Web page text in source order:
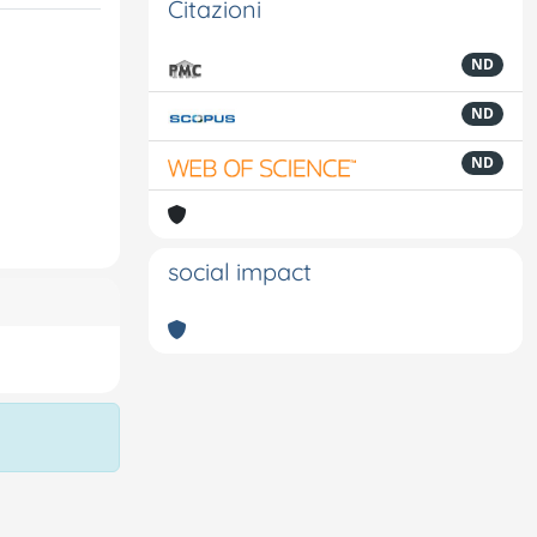
Citazioni
ND
ND
ND
social impact